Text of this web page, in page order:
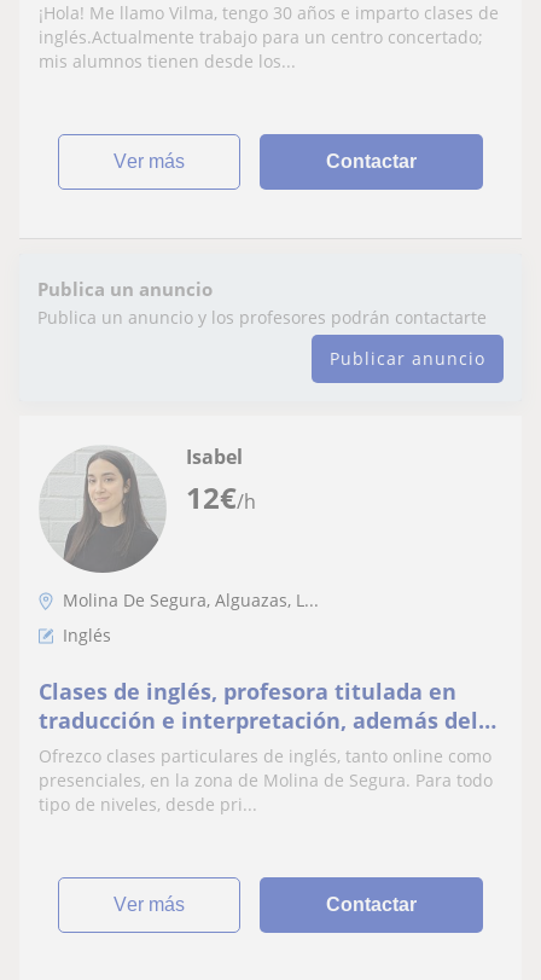
¡Hola! Me llamo Vilma, tengo 30 años e imparto clases de
inglés.Actualmente trabajo para un centro concertado;
mis alumnos tienen desde los...
ver más Contactar
Publica un anuncio
Publica un anuncio y los profesores podrán contactarte
Publicar anuncio
12€/h
Isabel
Molina De Segura, Alguazas, L...
Inglés
Clases de inglés, profesora titulada en
traducción e interpretación, además del
máster de profesorado, con alto nivel de
inglés (C2)
Ofrezco clases particulares de inglés, tanto online como
presenciales, en la zona de Molina de Segura. Para todo
tipo de niveles, desde pri...
ver más Contactar